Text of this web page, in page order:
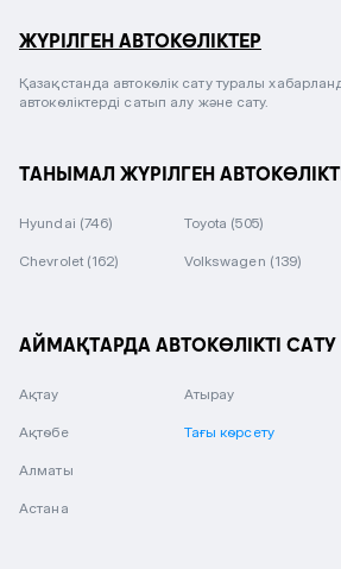
ЖҮРІЛГЕН АВТОКӨЛІКТЕР
Қазақстанда автокөлік сату туралы
автокөліктерді сатып алу және сату.
ТАНЫМАЛ ЖҮРІЛГЕН
Hyundai (746) Toyota (505)
Chevrolet (162) Volkswagen (139)
АЙМАҚТАРДА АВТОКӨЛІКТІ САТУ
Ақтау
Ақтөбе
Алматы
Астана
Атырау
Тағы көрсету